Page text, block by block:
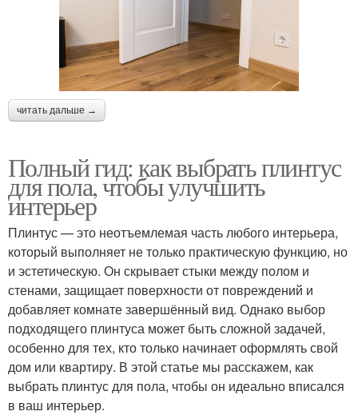
читать дальше →
Полный гид: как выбрать плинтус
для пола, чтобы улучшить
интерьер
Плинтус — это неотъемлемая часть любого интерьера,
который выполняет не только практическую функцию, но
и эстетическую. Он скрывает стыки между полом и
стенами, защищает поверхности от повреждений и
добавляет комнате завершённый вид. Однако выбор
подходящего плинтуса может быть сложной задачей,
особенно для тех, кто только начинает оформлять свой
дом или квартиру. В этой статье мы расскажем, как
выбрать плинтус для пола, чтобы он идеально вписался
в ваш интерьер.